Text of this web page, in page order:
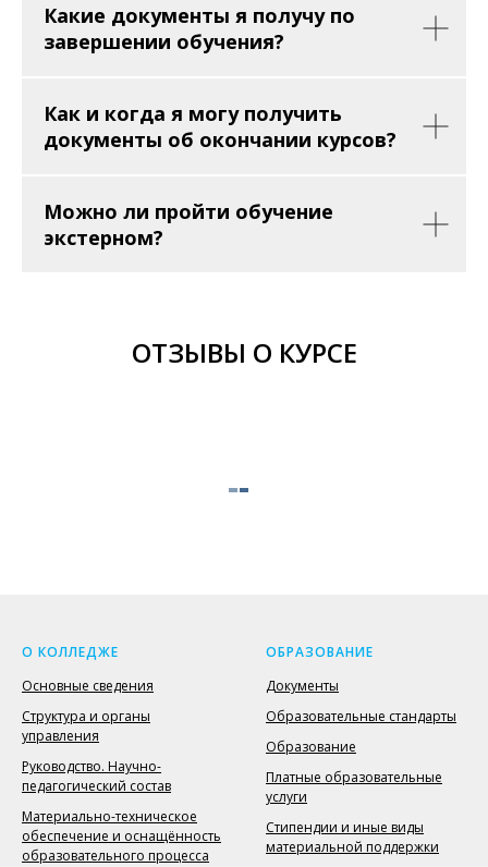
Какие документы я получу по
завершении обучения?
Как и когда я могу получить
документы об окончании курсов?
Можно ли пройти обучение
экстерном?
ОТЗЫВЫ О КУРСЕ
О КОЛЛЕДЖЕ
Основные сведения
Структура и органы
управления
Руководство. Научно-
педагогический состав
Материально-техническое
обеспечение и оснащённость
образовательного процесса
ОБРАЗОВАНИЕ
Документы
Образовательные стандарты
Образование
Платные образовательные
услуги
Стипендии и иные виды
материальной поддержки